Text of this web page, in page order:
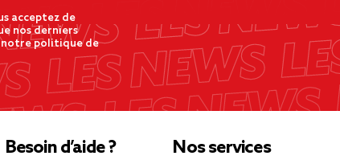
acceptez de
nos derniers
notre politique de
Besoin d’aide ? Nos services